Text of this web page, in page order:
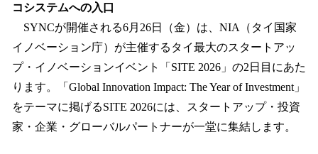
コシステムへの入口
SYNCが開催される6月26日（金）は、NIA（タイ国家
イノベーション庁）が主催するタイ最大のスタートアッ
プ・イノベーションイベント「SITE 2026」の2日目にあた
ります。「Global Innovation Impact: The Year of Investment」
をテーマに掲げるSITE 2026には、スタートアップ・投資
家・企業・グローバルパートナーが一堂に集結します。